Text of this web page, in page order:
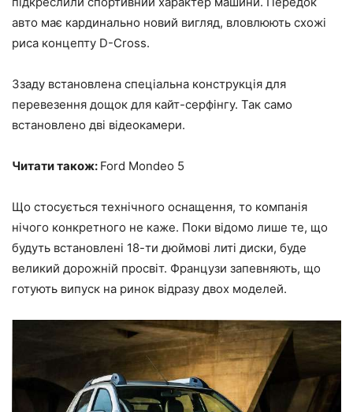
авто має кардинально новий вигляд, вловлюють схожі
риса концепту D-Cross.
Ззаду встановлена спеціальна конструкція для
перевезення дощок для кайт-серфінгу. Так само
встановлено дві відеокамери.
Читати також: Ford Mondeo 5
Що стосується технічного оснащення, то компанія
нічого конкретного не каже. Поки відомо лише те, що
будуть встановлені 18-ти дюймові литі диски, буде
великий дорожній просвіт. Французи запевняють, що
готують випуск на ринок відразу двох моделей.